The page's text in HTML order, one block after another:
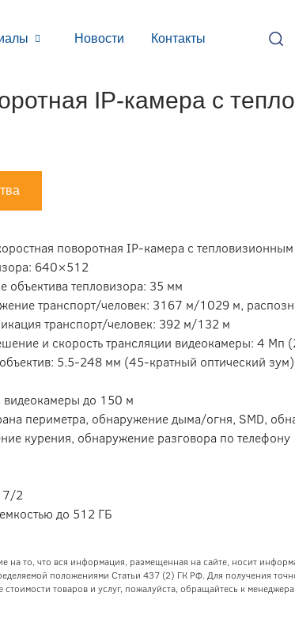
Новости Контакты
г. Москва, 119270,
Лужнецкая наб., д. 6,
IP-камера с
поворотная IP-камера с
640×512
объектива тепловизора: 35 мм
транспорт/человек: 3167 м/1029 м,
транспорт/человек: 392 м/132 м
и скорость трансляции видеокамеры: 4
5.5-248 мм (45-кратный оптический зум)
видеокамеры до 150 м
периметра, обнаружение дыма/огня, SMD,
курения, обнаружение разговора по телефону
7/2
до 512 ГБ
на то, что вся информация, размещенная на сайте, носит
положениями Статьи 437 (2) ГК РФ. Для получения
стоимости товаров и услуг, пожалуйста, обращайтесь к